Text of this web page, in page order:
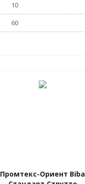
10
60
Промтекс-Ориент Biba